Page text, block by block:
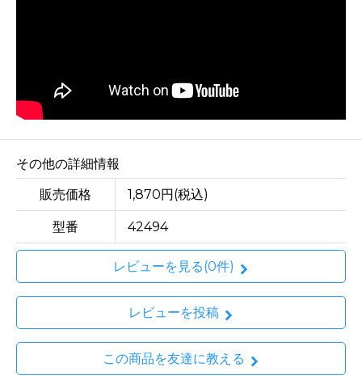
その他の詳細情報
販売価格 1,870円(税込)
型番 42494
レビューを見る(0件)
レビューを投稿
この商品を友達に教える